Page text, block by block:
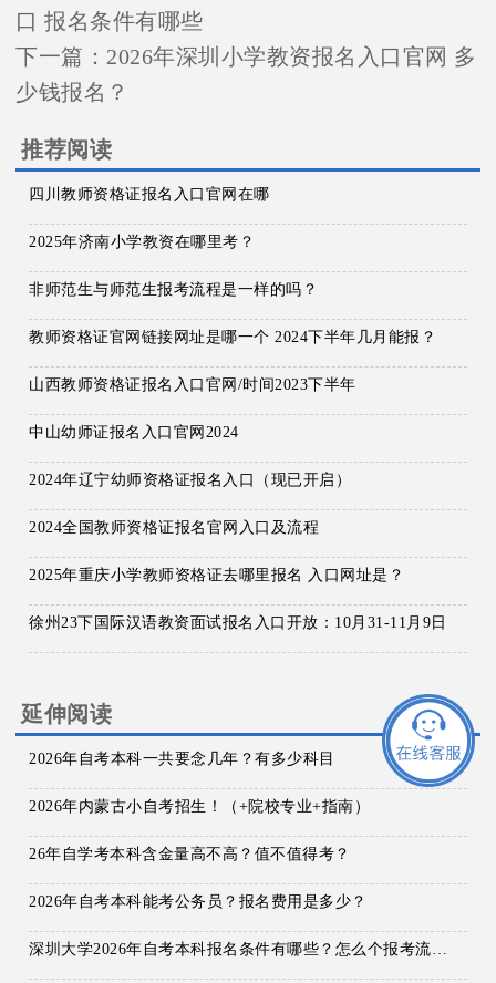
口 报名条件有哪些
下一篇： 2026年深圳小学教资报名入口官网 多
少钱报名？
推荐阅读
四川教师资格证报名入口官网在哪
2025年济南小学教资在哪里考？
非师范生与师范生报考流程是一样的吗？
教师资格证官网链接网址是哪一个 2024下半年几月能报？
山西教师资格证报名入口官网/时间2023下半年
中山幼师证报名入口官网2024
2024年辽宁幼师资格证报名入口（现已开启）
2024全国教师资格证报名官网入口及流程
2025年重庆小学教师资格证去哪里报名 入口网址是？
徐州23下国际汉语教资面试报名入口开放：10月31-11月9日
延伸阅读
2026年自考本科一共要念几年？有多少科目
2026年内蒙古小自考招生！（+院校专业+指南）
26年自学考本科含金量高不高？值不值得考？
2026年自考本科能考公务员？报名费用是多少？
深圳大学2026年自考本科报名条件有哪些？怎么个报考流程？